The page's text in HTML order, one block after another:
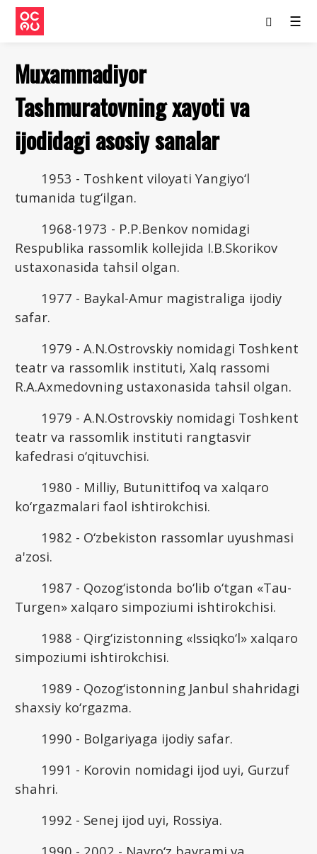
☰
Muxammadiyor
Tashmuratovning xayoti va
ijodidagi asosiy sanalar
1953 - Toshkent viloyati Yangiyo‘l
tumanida tug‘ilgan.
1968-1973 - P.P.Benkov nomidagi
Respublika rassomlik kollejida I.B.Skorikov
ustaxonasida tahsil olgan.
1977 - Baykal-Amur magistraliga ijodiy
safar.
1979 - A.N.Ostrovskiy nomidagi Toshkent
teatr va rassomlik instituti, Xalq rassomi
R.A.Axmedovning ustaxonasida tahsil olgan.
1979 - A.N.Ostrovskiy nomidagi Toshkent
teatr va rassomlik instituti rangtasvir
kafedrasi o‘qituvchisi.
1980 - Milliy, Butunittifoq va xalqaro
ko‘rgazmalari faol ishtirokchisi.
1982 - O‘zbekiston rassomlar uyushmasi
a'zosi.
1987 - Qozog‘istonda bo‘lib o‘tgan «Tau-
Turgen» xalqaro simpoziumi ishtirokchisi.
1988 - Qirg‘izistonning «Issiqko‘l» xalqaro
simpoziumi ishtirokchisi.
1989 - Qozog‘istonning Janbul shahridagi
shaxsiy ko‘rgazma.
1990 - Bolgariyaga ijodiy safar.
1991 - Korovin nomidagi ijod uyi, Gurzuf
shahri.
1992 - Senej ijod uyi, Rossiya.